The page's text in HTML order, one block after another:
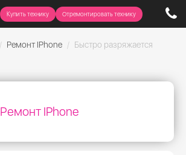
Купить технику Отремонтировать технику
Ремонт IPhone Быстро разряжается
Ремонт IPhone